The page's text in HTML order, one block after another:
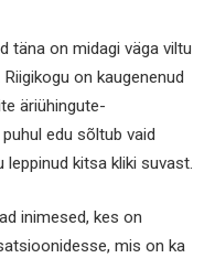
täna on midagi väga viltu
on kaugenenud
äriühingute-
edu sõltub vaid
leppinud kitsa kliki suvast.
inimesed, kes on
mis on ka